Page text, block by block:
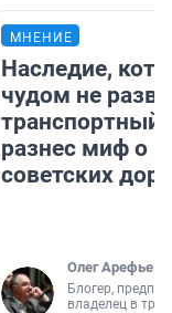
МНЕНИЕ
Наследие,
чудом не
транспортный
разнес миф о
советских
Олег Арефьев
Блогер,
владелец в